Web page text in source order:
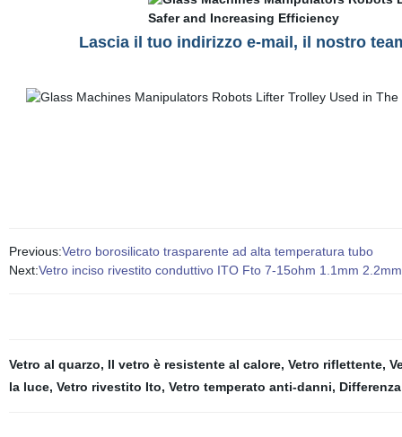
Lascia il tuo indirizzo e-mail, il nostro
Previous:Vetro borosilicato trasparente ad alta temperatura tubo
Next:Vetro inciso rivestito conduttivo ITO Fto 7-15ohm 1.1mm
Vetro al quarzo, Il vetro è resistente al calore, Vetro riflettente,
la luce, Vetro rivestito Ito, Vetro temperato anti-danni,